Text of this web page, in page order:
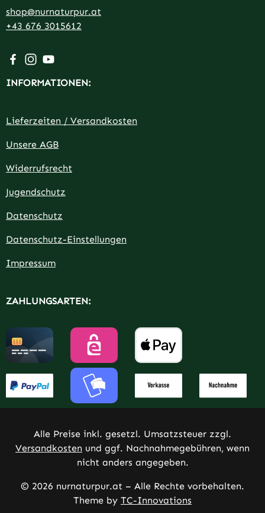
shop@nurnaturpur.at
+43 676 3015612
Besuche uns auf Facebook – öffnet in neuem Tab
Schau auf Instagram vorbei – öffnet in neuem Tab
Sieh dir unsere Videos auf YouTube an – öffnet
INFORMATIONEN:
Lieferzeiten / Versandkosten
Unsere AGB
Widerrufsrecht
Jugendschutz
Datenschutz
Datenschutz-Einstellungen
Impressum
ZAHLUNGSARTEN:
Alle Preise inkl. gesetzl. Umsatzsteuer zzgl.
Versandkosten und ggf. Nachnahmegebühren, wenn
nicht anders angegeben.
© 2026 nurnaturpur.at – Alle Rechte vorbehalten.
Theme by TC-Innovations